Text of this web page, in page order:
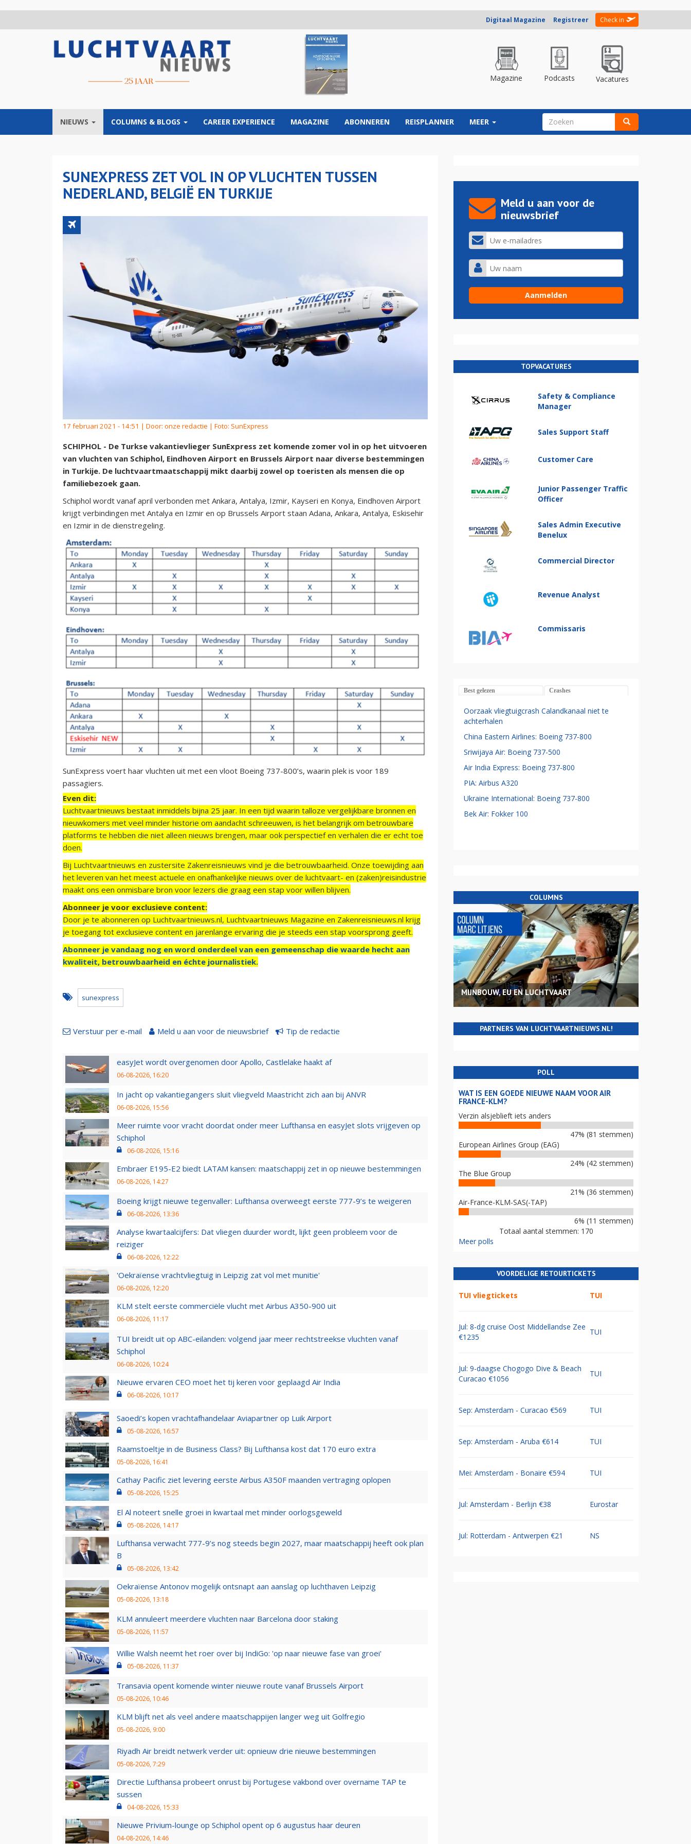
Digitaal Magazine Registreer Check in
Magazine Podcasts Vacatures
NIEUWS COLUMNS & BLOGS CAREER EXPERIENCE MAGAZINE ABONNEREN REISPLANNER MEER ZOEKVELD
SUNEXPRESS ZET VOL IN OP VLUCHTEN TUSSEN
NEDERLAND, BELGIË EN TURKIJE
17 februari 2021 - 14:51 | Door: onze redactie | Foto: SunExpress
SCHIPHOL - De Turkse vakantievlieger SunExpress zet komende zomer vol in op het uitvoeren
van vluchten van Schiphol, Eindhoven Airport en Brussels Airport naar diverse bestemmingen
in Turkije. De luchtvaartmaatschappij mikt daarbij zowel op toeristen als mensen die op
familiebezoek gaan.
Schiphol wordt vanaf april verbonden met Ankara, Antalya, Izmir, Kayseri en Konya, Eindhoven Airport
krijgt verbindingen met Antalya en Izmir en op Brussels Airport staan Adana, Ankara, Antalya, Eskisehir
en Izmir in de dienstregeling.
SunExpress voert haar vluchten uit met een vloot Boeing 737-800’s, waarin plek is voor 189
passagiers.
Even dit:
Luchtvaartnieuws bestaat inmiddels bijna 25 jaar. In een tijd waarin talloze vergelijkbare bronnen en
nieuwkomers met veel minder historie om aandacht schreeuwen, is het belangrijk om betrouwbare
platforms te hebben die niet alleen nieuws brengen, maar ook perspectief en verhalen die er echt toe
doen.
Bij Luchtvaartnieuws en zustersite Zakenreisnieuws vind je die betrouwbaarheid. Onze toewijding aan
het leveren van het meest actuele en onafhankelijke nieuws over de luchtvaart- en (zaken)reisindustrie
maakt ons een onmisbare bron voor lezers die graag een stap voor willen blijven.
Abonneer je voor exclusieve content:
Door je te abonneren op Luchtvaartnieuws.nl, Luchtvaartnieuws Magazine en Zakenreisnieuws.nl krijg
je toegang tot exclusieve content en jarenlange ervaring die je steeds een stap voorsprong geeft.
Abonneer je vandaag nog en word onderdeel van een gemeenschap die waarde hecht aan
kwaliteit, betrouwbaarheid en échte journalistiek.
sunexpress
Verstuur per e-mail Meld u aan voor de nieuwsbrief Tip de redactie
easyJet wordt overgenomen door Apollo, Castlelake haakt af
06-08-2026, 16:20
In jacht op vakantiegangers sluit vliegveld Maastricht zich aan bij ANVR
06-08-2026, 15:56
Meer ruimte voor vracht doordat onder meer Lufthansa en easyJet slots vrijgeven op
Schiphol
06-08-2026, 15:16
Embraer E195-E2 biedt LATAM kansen: maatschappij zet in op nieuwe bestemmingen
06-08-2026, 14:27
Boeing krijgt nieuwe tegenvaller: Lufthansa overweegt eerste 777-9’s te weigeren
06-08-2026, 13:36
Analyse kwartaalcijfers: Dat vliegen duurder wordt, lijkt geen probleem voor de
reiziger
06-08-2026, 12:22
'Oekraïense vrachtvliegtuig in Leipzig zat vol met munitie'
06-08-2026, 12:20
KLM stelt eerste commerciële vlucht met Airbus A350-900 uit
06-08-2026, 11:17
TUI breidt uit op ABC-eilanden: volgend jaar meer rechtstreekse vluchten vanaf
Schiphol
06-08-2026, 10:24
Nieuwe ervaren CEO moet het tij keren voor geplaagd Air India
06-08-2026, 10:17
Saoedi’s kopen vrachtafhandelaar Aviapartner op Luik Airport
05-08-2026, 16:57
Raamstoeltje in de Business Class? Bij Lufthansa kost dat 170 euro extra
05-08-2026, 16:41
Cathay Pacific ziet levering eerste Airbus A350F maanden vertraging oplopen
05-08-2026, 15:25
El Al noteert snelle groei in kwartaal met minder oorlogsgeweld
05-08-2026, 14:17
Lufthansa verwacht 777-9’s nog steeds begin 2027, maar maatschappij heeft ook plan
B
05-08-2026, 13:42
Oekraïense Antonov mogelijk ontsnapt aan aanslag op luchthaven Leipzig
05-08-2026, 13:18
KLM annuleert meerdere vluchten naar Barcelona door staking
05-08-2026, 11:57
Willie Walsh neemt het roer over bij IndiGo: 'op naar nieuwe fase van groei'
05-08-2026, 11:37
Transavia opent komende winter nieuwe route vanaf Brussels Airport
05-08-2026, 10:46
KLM blijft net als veel andere maatschappijen langer weg uit Golfregio
05-08-2026, 9:00
Riyadh Air breidt netwerk verder uit: opnieuw drie nieuwe bestemmingen
05-08-2026, 7:29
Directie Lufthansa probeert onrust bij Portugese vakbond over overname TAP te
sussen
04-08-2026, 15:33
Nieuwe Privium-lounge op Schiphol opent op 6 augustus haar deuren
04-08-2026, 14:46
Meld u aan voor de
nieuwsbrief
TOPVACATURES
Safety & Compliance
Manager
Sales Support Staff
Customer Care
Junior Passenger Traffic
Officer
Sales Admin Executive
Benelux
Commercial Director
Revenue Analyst
Commissaris
Best gelezen Crashes
Oorzaak vliegtuigcrash Calandkanaal niet te
achterhalen
China Eastern Airlines: Boeing 737-800
Sriwijaya Air: Boeing 737-500
Air India Express: Boeing 737-800
PIA: Airbus A320
Ukraine International: Boeing 737-800
Bek Air: Fokker 100
COLUMNS
MIJNBOUW, EU EN LUCHTVAART
PARTNERS VAN LUCHTVAARTNIEUWS.NL!
POLL
WAT IS EEN GOEDE NIEUWE NAAM VOOR AIR
FRANCE-KLM?
Verzin alsjeblieft iets anders
47% (81 stemmen)
European Airlines Group (EAG)
24% (42 stemmen)
The Blue Group
21% (36 stemmen)
Air-France-KLM-SAS(-TAP)
6% (11 stemmen)
Totaal aantal stemmen: 170
Meer polls
VOORDELIGE RETOURTICKETS
TUI vliegtickets TUI
Jul: 8-dg cruise Oost Middellandse Zee
€1235
TUI
Jul: 9-daagse Chogogo Dive & Beach
Curacao €1056
TUI
Sep: Amsterdam - Curacao €569 TUI
Sep: Amsterdam - Aruba €614 TUI
Mei: Amsterdam - Bonaire €594 TUI
Jul: Amsterdam - Berlijn €38 Eurostar
Jul: Rotterdam - Antwerpen €21 NS